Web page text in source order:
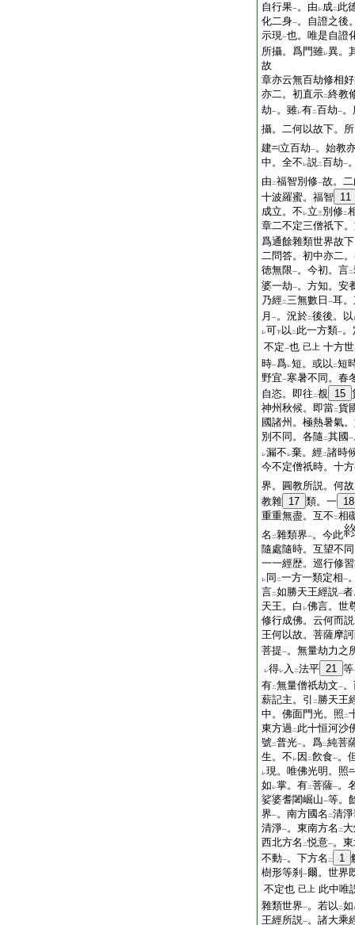
自行果一。由 レ成二 此
化二身一。自證之後
示現一也。唯是自證
所攝。爲門雖レ異。
故
章亦云無百劫修相
亦二。初直示二終教
劫一。雖レ有二百劫一。
攝。二何以故下。
建
立百劫一。始教
中。全不 レ説二百劫一
由 二福智別修一故。
十波羅蜜。福智 11
成立。不 レ立三別修二
章二不定三僧祇下
爲通餘雜類世界故
二問答。初中亦二
徳無限一。今初。言二
婆一劫一。方知。安
乃經二三無數日 一耳
月 一。況於二後後。以
レ可下 以 二 此一方類一。
不定一也 已上 十方
時一爲レ短。或以 二短
野宜一寒暑不同。春
自恣。即往 二覩 15
神州秋候。即當二貨
國諸州。極熱暑氣
別不同。各隨 二其國 一
レ漏不 レ棄。經二諸時
今不定僧祇時。十
界。圓教所説。何故
教雜 17 類。一 18
重重無盡。互不 二相
名 二雜類界一。今此
隨處隨時。互望不
一一經歴。巡行修
レ 同 二一方一類定相一
言二如勝天王經説一
天王。白 レ佛言。世
修行成佛。云何而説
王何以故。菩薩摩
菩提一。無量劫力之
レ得レ 入 二法平 21 等
有二無量僧祇劫文一
薪記主。引
二 勝天王
中。佛面門光。照 二
東方過 二 此十恒河沙
號二普光一。爲二純菩
生。不 レ 因 二飮食一。
レ現。唯佛光明。照
如 レ掌。有二菩薩一。
娑婆耆闍崛山一等。
界一。南方國名 二清
清淨一。東南方名 二
西北方名 二悦意一。
不動一。下方名 二 1
樹形等刹 一爾。世界
不定也 已上 此中唯
雜類世界一。若以 二如
王經所説一。諸大乘